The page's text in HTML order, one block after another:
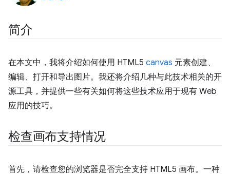
简介
在本文中，我将介绍如何使用 HTML5 canvas 元素创建、
编辑、打开和导出图片。我还将介绍几种与此技术相关的开
源工具，并提供一些有关如何将这些技术应用于现有 Web
应用的技巧。
检查画布支持情况
首先，请检查您的浏览器是否完全支持 HTML5 画布。一种